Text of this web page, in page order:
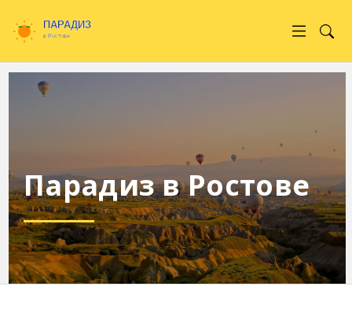
Парадиз в Ростове